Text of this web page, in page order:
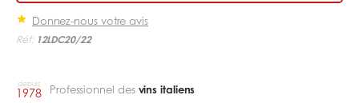
Donnez-nous votre avis
Réf: 12LDC20/22
depuis
1978 Professionnel des vins italiens